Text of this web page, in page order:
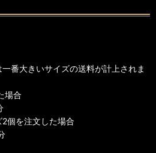
番大きいサイズの送料が計上されま
場合
2個を注文した場合